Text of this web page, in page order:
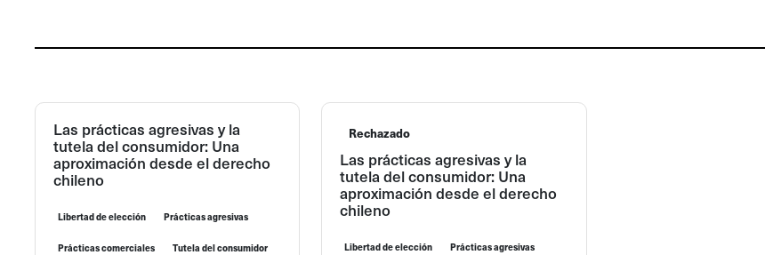
Las prácticas agresivas y la
tutela del consumidor: Una
aproximación desde el derecho
chileno
Libertad de elección Prácticas agresivas
Prácticas comerciales Tutela del consumidor
Rechazado
Las prácticas agresivas y la
tutela del consumidor: Una
aproximación desde el derecho
chileno
Libertad de elección Prácticas agresivas